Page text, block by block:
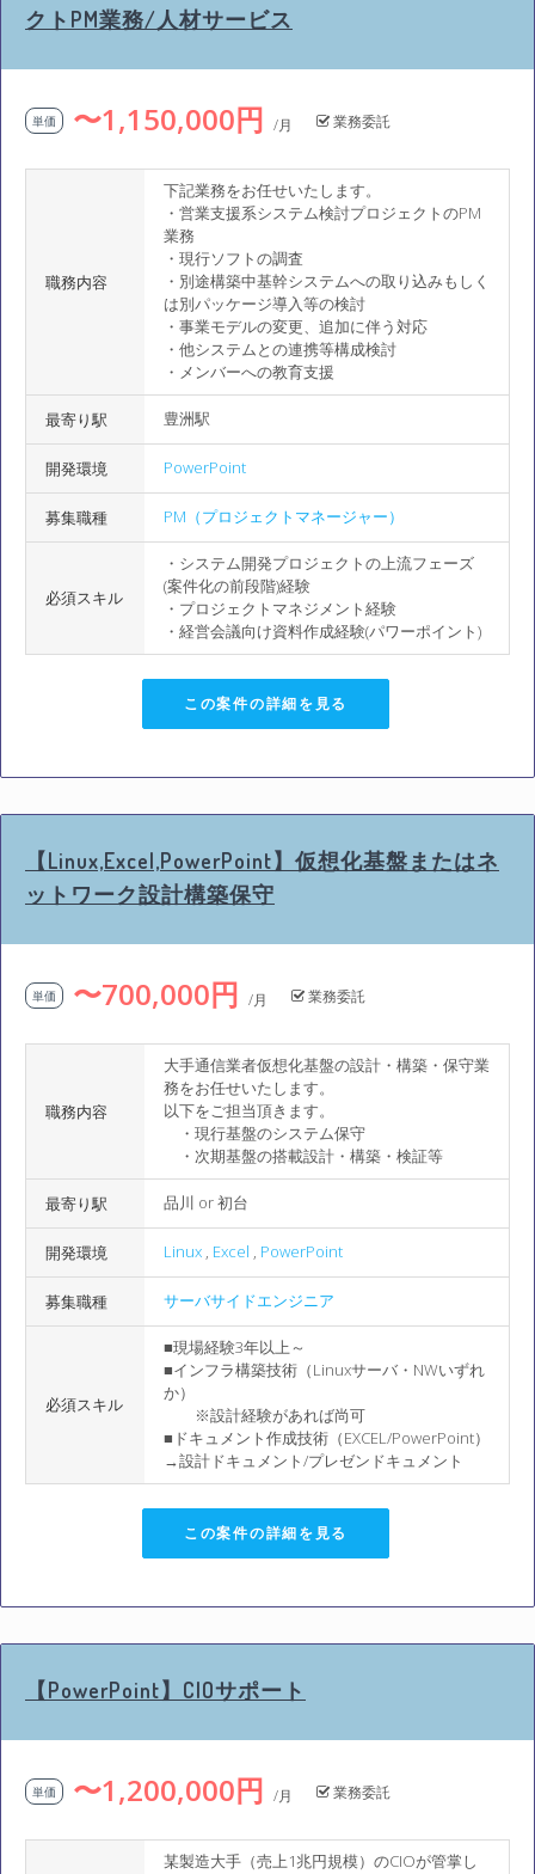
クトPM業務/人材サービス
単価 〜1,150,000円 /月 業務委託
職務内容
下記業務をお任せいたします。
・営業支援系システム検討プロジェクトのPM
業務
・現行ソフトの調査
・別途構築中基幹システムへの取り込みもしく
は別パッケージ導入等の検討
・事業モデルの変更、追加に伴う対応
・他システムとの連携等構成検討
・メンバーへの教育支援
最寄り駅 豊洲駅
開発環境 PowerPoint
募集職種 PM（プロジェクトマネージャー）
必須スキル
・システム開発プロジェクトの上流フェーズ
(案件化の前段階)経験
・プロジェクトマネジメント経験
・経営会議向け資料作成経験(パワーポイント)
この案件の詳細を見る
【Linux,Excel,PowerPoint】仮想化基盤またはネ
ットワーク設計構築保守
単価 〜700,000円 /月 業務委託
職務内容
大手通信業者仮想化基盤の設計・構築・保守業
務をお任せいたします。
以下をご担当頂きます。
・現行基盤のシステム保守
・次期基盤の搭載設計・構築・検証等
最寄り駅 品川 or 初台
開発環境 Linux , Excel , PowerPoint
募集職種 サーバサイドエンジニア
必須スキル
■現場経験3年以上～
■インフラ構築技術（Linuxサーバ・NWいずれ
か）
※設計経験があれば尚可
■ドキュメント作成技術（EXCEL/PowerPoint）
→設計ドキュメント/プレゼンドキュメント
この案件の詳細を見る
【PowerPoint】CIOサポート
単価 〜1,200,000円 /月 業務委託
某製造大手（売上1兆円規模）のCIOが管掌し